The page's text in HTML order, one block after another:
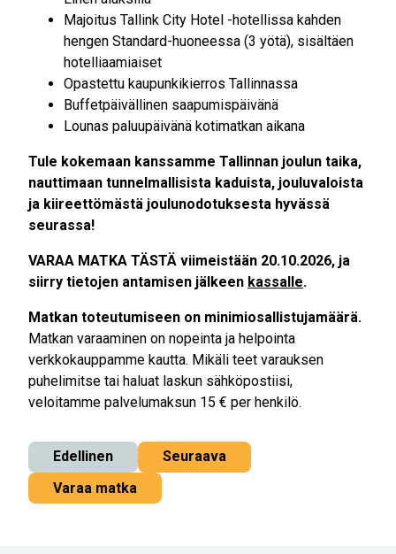
Majoitus Tallink City Hotel -hotellissa kahden
hengen Standard-huoneessa (3 yötä), sisältäen
hotelliaamiaiset
Opastettu kaupunkikierros Tallinnassa
Buffetpäivällinen saapumispäivänä
Lounas paluupäivänä kotimatkan aikana
Tule kokemaan kanssamme Tallinnan joulun taika,
nauttimaan tunnelmallisista kaduista, jouluvaloista
ja kiireettömästä joulunodotuksesta hyvässä
seurassa!
VARAA MATKA TÄSTÄ viimeistään 20.10.2026, ja
siirry tietojen antamisen jälkeen kassalle.
Matkan toteutumiseen on minimiosallistujamäärä.
Matkan varaaminen on nopeinta ja helpointa
verkkokauppamme kautta. Mikäli teet varauksen
puhelimitse tai haluat laskun sähköpostiisi,
veloitamme palvelumaksun 15 € per henkilö.
Edellinen
Seuraava
Varaa matka